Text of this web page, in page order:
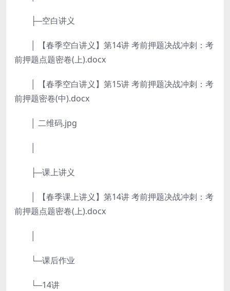
├─空白讲义
│ 【春季空白讲义】第14讲 考前押题决战冲刺：考
前押题点题密卷(上).docx
│ 【春季空白讲义】第15讲 考前押题决战冲刺：考
前押题密卷(中).docx
│ 二维码.jpg
├─课上讲义
│ 【春季课上讲义】第14讲 考前押题决战冲刺：考
前押题点题密卷(上).docx
└─课后作业
└─14讲